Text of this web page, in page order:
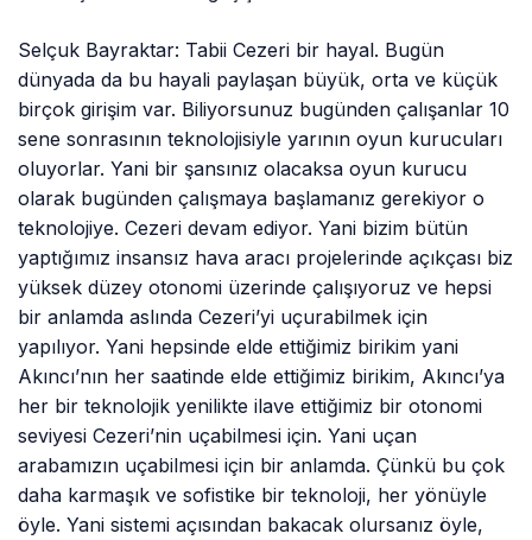
Selçuk Bayraktar: Tabii Cezeri bir hayal. Bugün
dünyada da bu hayali paylaşan büyük, orta ve küçük
birçok girişim var. Biliyorsunuz bugünden çalışanlar 10
sene sonrasının teknolojisiyle yarının oyun kurucuları
oluyorlar. Yani bir şansınız olacaksa oyun kurucu
olarak bugünden çalışmaya başlamanız gerekiyor o
teknolojiye. Cezeri devam ediyor. Yani bizim bütün
yaptığımız insansız hava aracı projelerinde açıkçası biz
yüksek düzey otonomi üzerinde çalışıyoruz ve hepsi
bir anlamda aslında Cezeri’yi uçurabilmek için
yapılıyor. Yani hepsinde elde ettiğimiz birikim yani
Akıncı’nın her saatinde elde ettiğimiz birikim, Akıncı’ya
her bir teknolojik yenilikte ilave ettiğimiz bir otonomi
seviyesi Cezeri’nin uçabilmesi için. Yani uçan
arabamızın uçabilmesi için bir anlamda. Çünkü bu çok
daha karmaşık ve sofistike bir teknoloji, her yönüyle
öyle. Yani sistemi açısından bakacak olursanız öyle,